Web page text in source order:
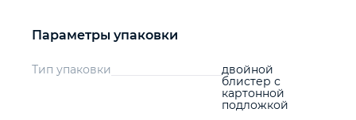
Параметры упаковки
Тип упаковки
двойной
блистер с
картонной
подложкой